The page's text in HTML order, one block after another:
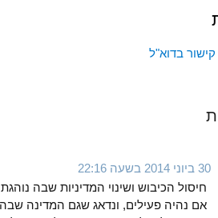
בדוא"ל
30 ביוני 2014 בשעה 22:16
חיסול הכיבוש ושינוי המדיניות שבה
אם נהיה פעילים, ונדאג שגם המדינה